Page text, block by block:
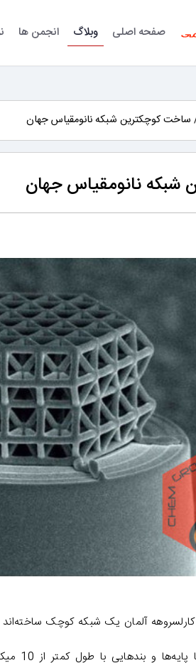
صفحه اصلی وبلاگ انجمن ها
کوچکترین شبکه نانومقیاس جهان
شبکه نانومقیاس جهان
آلمان یک شبکه کوچک